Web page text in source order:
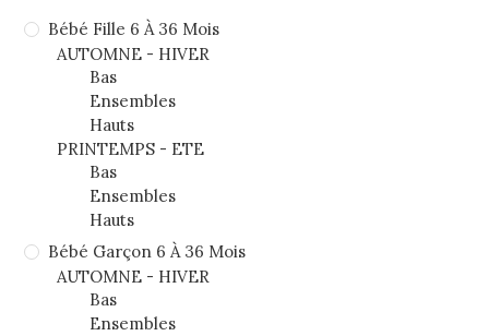
Bébé Fille 6 À 36 Mois
AUTOMNE - HIVER
Bas
Ensembles
Hauts
PRINTEMPS - ETE
Bas
Ensembles
Hauts
Bébé Garçon 6 À 36 Mois
AUTOMNE - HIVER
Bas
Ensembles